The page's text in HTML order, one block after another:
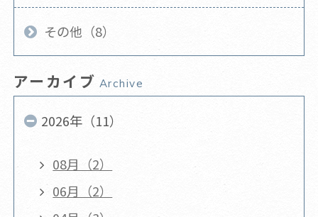
その他（8）
アーカイブ Archive
2026年（11）
08月（2）
06月（2）